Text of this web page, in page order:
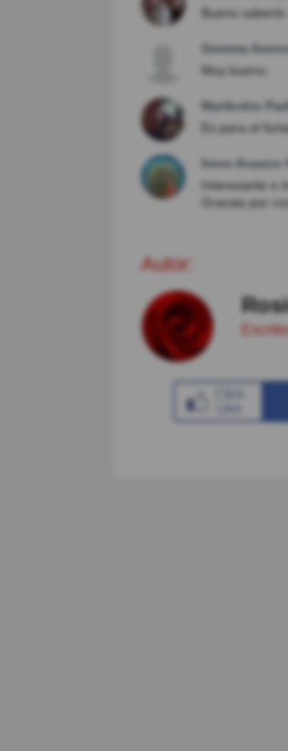
Bueno saberlo
Gemma
Muy bueno.
Marikokis
Es para el
Irene Anazco
Interesante e
Gracias por
Autor: